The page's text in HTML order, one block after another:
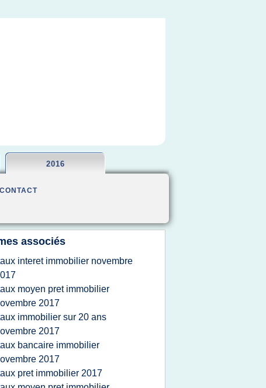
2016
CONTACT
associés
interet immobilier novembre
moyen pret immobilier
2017
immobilier sur 20 ans
2017
bancaire immobilier
2017
pret immobilier 2017